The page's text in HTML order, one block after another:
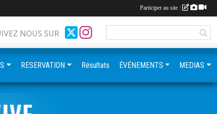
NOUS SUR
RESERVATION Résultats ÉVÉNEMENTS MEDIAS
Participer au site :